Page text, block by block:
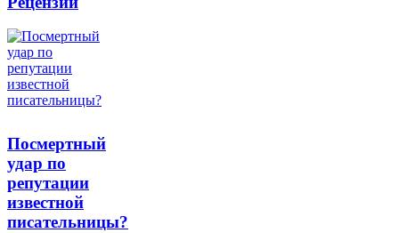
Посмертный
удар по
репутации
известной
писательницы?